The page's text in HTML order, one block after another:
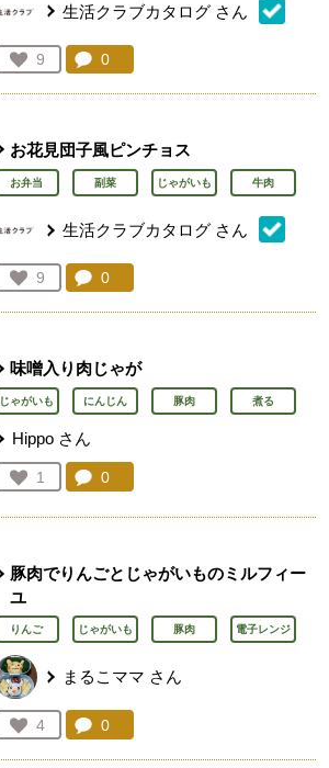
生活クラブカタログ さん
お気に入り登録：
9
人が登録
コメント：
0
お花見団子風ピンチョス
お弁当 副菜 じゃがいも 牛肉
生活クラブカタログ さん
お気に入り登録：
9
人が登録
コメント：
0
味噌入り肉じゃが
じゃがいも にんじん 豚肉 煮る
Hippo さん
お気に入り登録：
1
人が登録
コメント：
0
豚肉でりんごとじゃがいものミルフィー
ユ
りんご じゃがいも 豚肉 電子レンジ
まるこママ さん
お気に入り登録：
4
人が登録
コメント：
0